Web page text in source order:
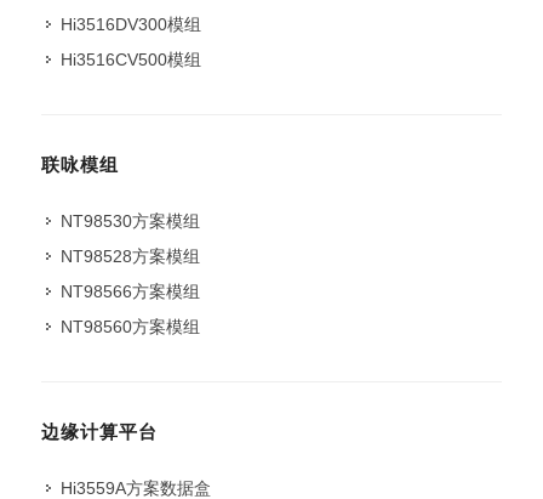
Hi3516DV300模组
Hi3516CV500模组
联咏模组
NT98530方案模组
NT98528方案模组
NT98566方案模组
NT98560方案模组
边缘计算平台
Hi3559A方案数据盒